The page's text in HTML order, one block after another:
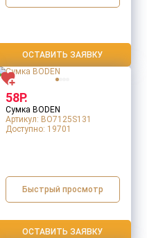
ОСТАВИТЬ ЗАЯВКУ
58Р.
Сумка BODEN
Артикул: BO7125S131
Доступно: 19701
Быстрый просмотр
ОСТАВИТЬ ЗАЯВКУ